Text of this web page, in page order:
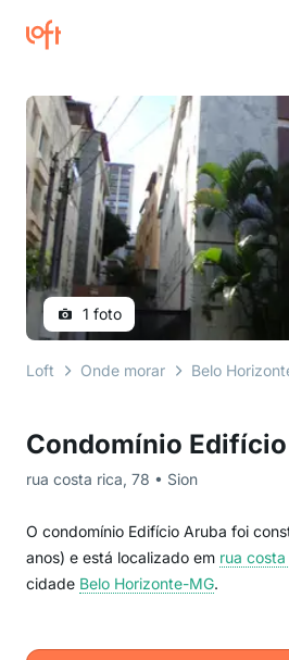
Condomínio
rua costa rica, 78 • Sion
O condomínio Edifício Aruba foi
anos) e está localizado em rua costa
cidade Belo Horizonte-MG.
1 foto
Loft Onde morar Belo